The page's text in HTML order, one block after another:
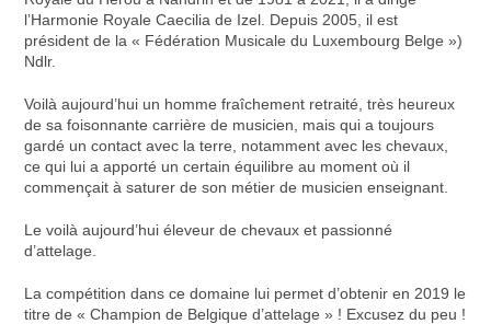
l’Harmonie Royale Caecilia de Izel. Depuis 2005, il est
président de la « Fédération Musicale du Luxembourg Belge »)
Ndlr.
Voilà aujourd’hui un homme fraîchement retraité, très heureux
de sa foisonnante carrière de musicien, mais qui a toujours
gardé un contact avec la terre, notamment avec les chevaux,
ce qui lui a apporté un certain équilibre au moment où il
commençait à saturer de son métier de musicien enseignant.
Le voilà aujourd’hui éleveur de chevaux et passionné
d’attelage.
La compétition dans ce domaine lui permet d’obtenir en 2019 le
titre de « Champion de Belgique d’attelage » ! Excusez du peu !